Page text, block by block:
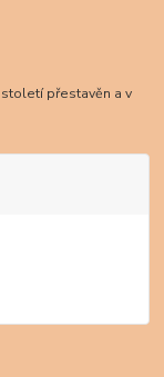
přestavěn a v